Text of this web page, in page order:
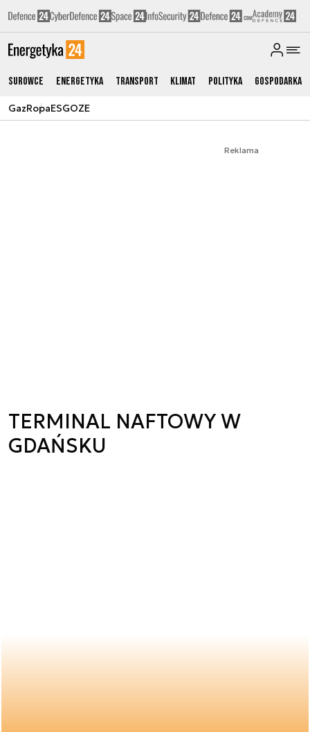
Surowce Energetyka Transport Klimat Polityka Gospodarka
GazRopaESGOZE
Reklama
TERMINAL NAFTOWY W
GDAŃSKU